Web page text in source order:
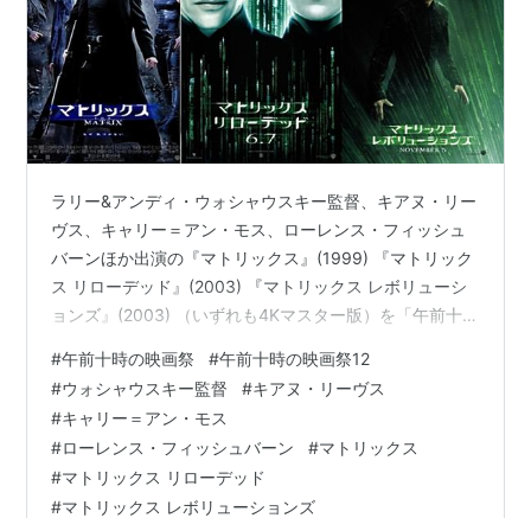
ラリー&アンディ・ウォシャウスキー監督、キアヌ・リー
ヴス、キャリー＝アン・モス、ローレンス・フィッシュ
バーンほか出演の『マトリックス』(1999) 『マトリック
ス リローデッド』(2003) 『マトリックス レボリューシ
ョンズ』(2003) （いずれも4Kマスター版）を「午前十時
ス」三部作は1999年に初公開された1作目からすべて劇
場初公開時に観ていますが、1作目は2019年に4DX版
を、また去年の12月に4作目『マトリックス レザレクシ
ョンズ』が公開される前の週にIMAXで上映されたのをあ
らためて観ました。 ameblo.j…
#午前十時の映画祭 #午前十時の映画祭12
#ウォシャウスキー監督 #キアヌ・リーヴス
#キャリー＝アン・モス
#ローレンス・フィッシュバーン #マトリックス
#マトリックス リローデッド
#マトリックス レボリューションズ